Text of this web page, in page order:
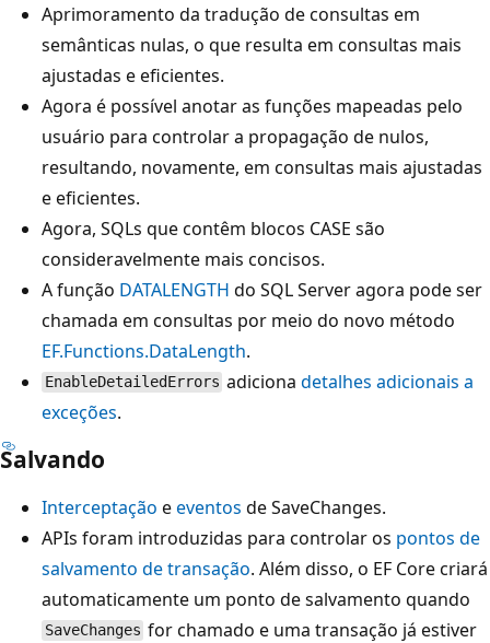
Aprimoramento da tradução de consultas em
semânticas nulas, o que resulta em consultas mais
ajustadas e eficientes.
Agora é possível anotar as funções mapeadas pelo
usuário para controlar a propagação de nulos,
resultando, novamente, em consultas mais ajustadas
e eficientes.
Agora, SQLs que contêm blocos CASE são
consideravelmente mais concisos.
A função DATALENGTH do SQL Server agora pode ser
chamada em consultas por meio do novo método
EF.Functions.DataLength.
EnableDetailedErrors adicionadetalhes adicionais a
exceções.
Salvando
Interceptação eeventos de SaveChanges.
APIs foram introduzidas para controlar os pontos de
salvamento de transação. Além disso, o EF Core criará
automaticamente um ponto de salvamento quando
SaveChanges for chamado e uma transação já estiver